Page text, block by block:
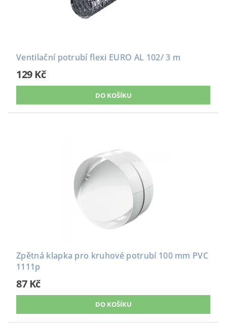
Ventilační potrubí flexi EURO AL 102/ 3 m
129 Kč
Zpětná klapka pro kruhové potrubí 100 mm PVC
1111p
87 Kč